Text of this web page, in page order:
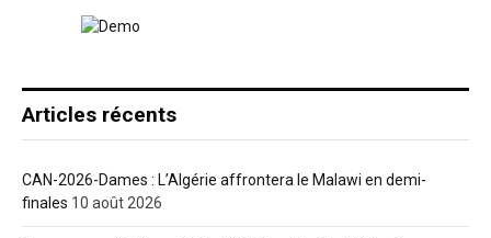
Articles récents
CAN-2026-Dames : L’Algérie affrontera le Malawi en demi-
finales 10 août 2026